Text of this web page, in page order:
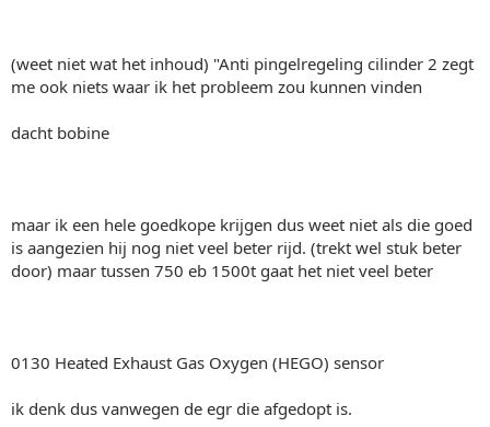
(weet niet wat het inhoud) "Anti pingelregeling cilinder 2 zegt
me ook niets waar ik het probleem zou kunnen vinden
dacht bobine
maar ik een hele goedkope krijgen dus weet niet als die goed
is aangezien hij nog niet veel beter rijd. (trekt wel stuk beter
door) maar tussen 750 eb 1500t gaat het niet veel beter
0130 Heated Exhaust Gas Oxygen (HEGO) sensor
ik denk dus vanwegen de egr die afgedopt is.